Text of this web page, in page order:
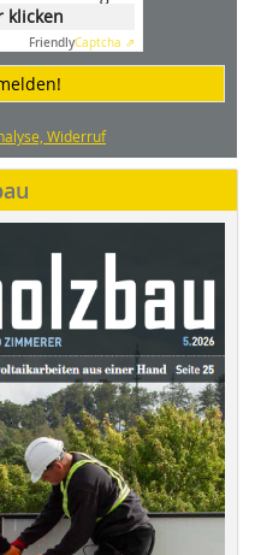
klicken
FriendlyCaptcha ⇗
Widerruf